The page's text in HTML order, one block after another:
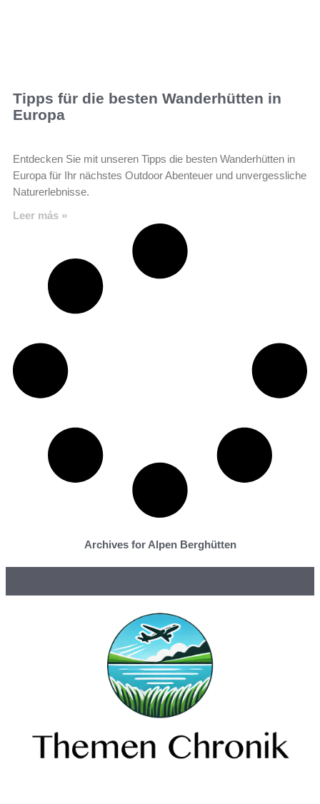
Tipps für die besten Wanderhütten in
Europa
Entdecken Sie mit unseren Tipps die besten Wanderhütten in
Europa für Ihr nächstes Outdoor Abenteuer und unvergessliche
Naturerlebnisse.
Leer más »
Archives for Alpen Berghütten